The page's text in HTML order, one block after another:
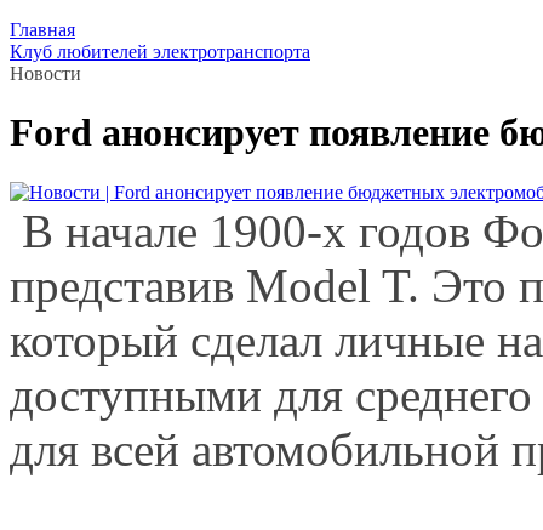
Главная
Клуб любителей электротранспорта
Новости
Ford анонсирует появление
В начале 1900-х годов
представив Model T. Это
который сделал личные
доступными для
для всей автомобильной